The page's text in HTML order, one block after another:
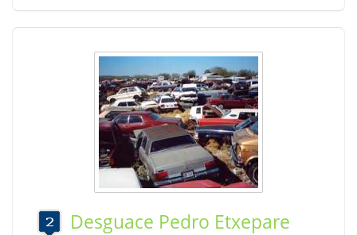
Desguace Pedro Etxepare